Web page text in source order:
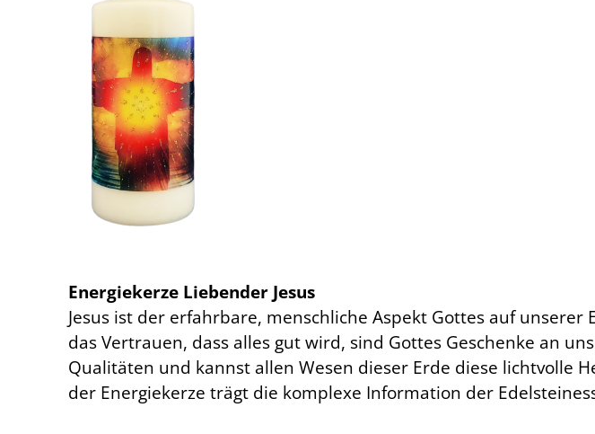
Energiekerze Liebender Jesus
Jesus ist der erfahrbare, menschliche Aspekt Gottes auf
das Vertrauen, dass alles gut wird, sind Gottes Geschenke an
Qualitäten und kannst allen Wesen dieser Erde diese lichtvolle
der Energiekerze trägt die komplexe Information der